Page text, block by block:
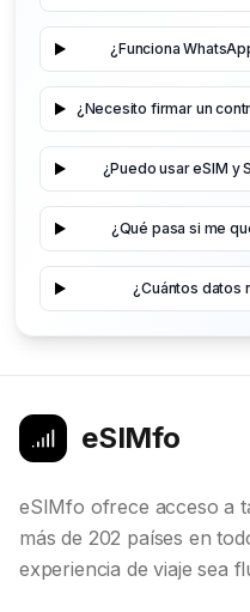
¿Funciona
¿Necesito firmar un
¿Puedo usar eSIM y
¿Qué pasa si me
¿Cuántos datos
eSIMfo
eSIMfo ofrece acceso a
más de 202 países en
experiencia de viaje sea